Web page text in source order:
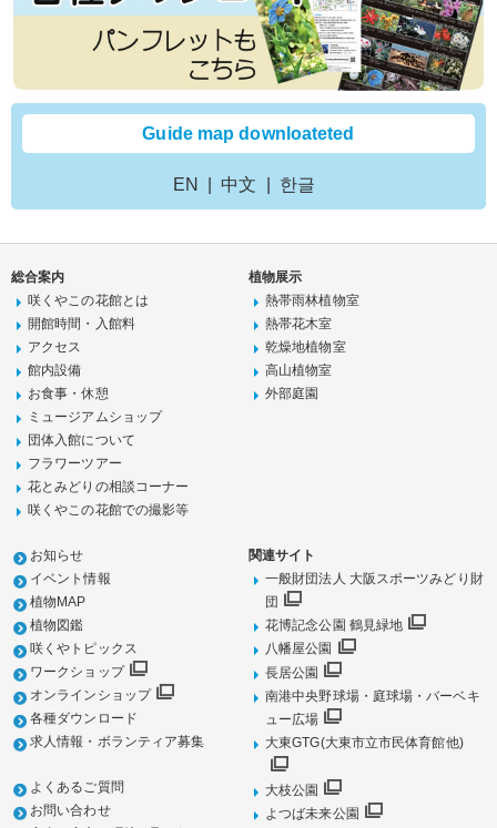
Guide map downloateted
EN 中文 한글
総合案内
咲くやこの花館とは
開館時間・入館料
アクセス
館内設備
お食事・休憩
ミュージアムショップ
団体入館について
フラワーツアー
花とみどりの相談コーナー
咲くやこの花館での撮影等
植物展示
熱帯雨林植物室
熱帯花木室
乾燥地植物室
高山植物室
外部庭園
お知らせ
イベント情報
植物MAP
植物図鑑
咲くやトピックス
ワークショップ
オンラインショップ
各種ダウンロード
求人情報・ボランティア募集
よくあるご質問
お問い合わせ
関連サイト
一般財団法人 大阪スポーツみどり財
団
花博記念公園 鶴見緑地
八幡屋公園
長居公園
南港中央野球場・庭球場・バーベキ
ュー広場
大東GTG(大東市立市民体育館他)
大枝公園
よつば未来公園